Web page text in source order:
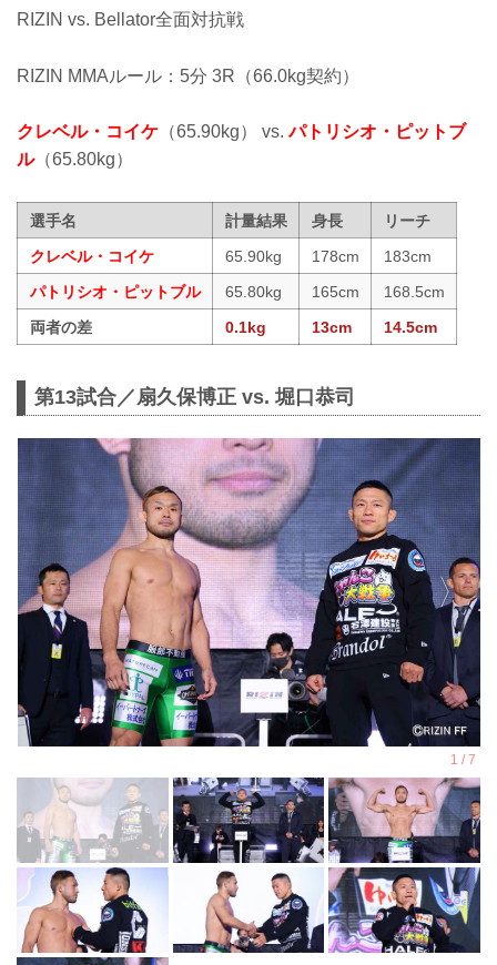
RIZIN vs. Bellator全面対抗戦
RIZIN MMAルール：5分 3R（66.0kg契約）
クレベル・コイケ （65.90kg） vs.パトリシオ・ピットブ
ル（65.80kg）
選手名 計量結果 身長
リーチ
クレベル・コイケ
65.90kg 178cm
183cm
パトリシオ・ピットブル
65.80kg 165cm
168.5cm
両者の差
0.1kg 13cm 14.5cm
第13試合／扇久保博正 vs. 堀口恭司